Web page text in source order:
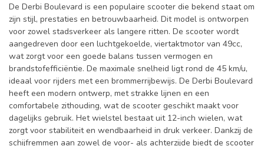
De Derbi Boulevard is een populaire scooter die bekend staat om
zijn stijl, prestaties en betrouwbaarheid. Dit model is ontworpen
voor zowel stadsverkeer als langere ritten. De scooter wordt
aangedreven door een luchtgekoelde, viertaktmotor van 49cc,
wat zorgt voor een goede balans tussen vermogen en
brandstofefficiëntie. De maximale snelheid ligt rond de 45 km/u,
ideaal voor rijders met een brommerrijbewijs. De Derbi Boulevard
heeft een modern ontwerp, met strakke lijnen en een
comfortabele zithouding, wat de scooter geschikt maakt voor
dagelijks gebruik. Het wielstel bestaat uit 12-inch wielen, wat
zorgt voor stabiliteit en wendbaarheid in druk verkeer. Dankzij de
schijfremmen aan zowel de voor- als achterzijde biedt de scooter